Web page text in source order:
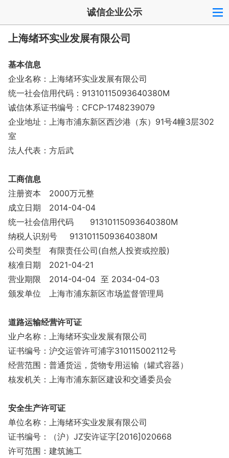
诚信企业公示
上海绪环实业发展有限公司
基本信息
企业名称：上海绪环实业发展有限公司
统一社会信用代码：91310115093640380M
诚信体系证书编号：CFCP-1748239079
企业地址：上海市浦东新区西沙港（东）91号4幢3层302
室
法人代表：方后武
工商信息
注册资本
2000万元整
成立日期
2014-04-04
统一社会信用代码
91310115093640380M
纳税人识别号
91310115093640380M
公司类型
有限责任公司(自然人投资或控股)
核准日期
2021-04-21
营业期限
2014-04-04 至 2034-04-03
颁发单位
上海市浦东新区市场监督管理局
道路运输经营许可证
业户名称：上海绪环实业发展有限公司
证书编号：沪交运管许可浦字310115002112号
经营范围：普通货运，货物专用运输（罐式容器）
核发机关：上海市浦东新区建设和交通委员会
安全生产许可证
单位名称：上海绪环实业发展有限公司
证书编号：（沪）JZ安许证字[2016]020668
许可范围：建筑施工